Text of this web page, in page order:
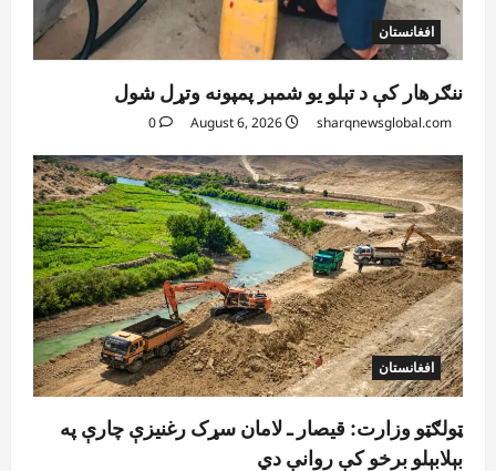
افغانستان
ننګرهار کې د تېلو یو شمېر پمپونه وتړل شول
sharqnewsglobal.com
0
افغانستان
ټولګټو وزارت: قیصار ـ لامان سړک رغنیزې چارې په
بېلابېلو برخو کې روانې دي